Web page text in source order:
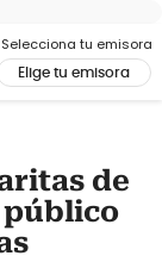
Selecciona tu emisora
Elige tu emisora
de
público